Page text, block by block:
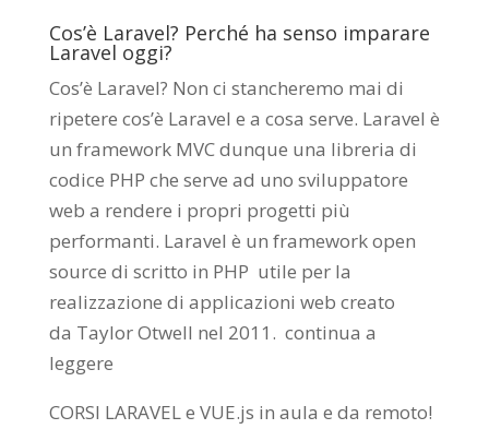
Cos’è Laravel? Perché ha senso imparare
Laravel oggi?
Cos’è Laravel? Non ci stancheremo mai di
ripetere cos’è Laravel e a cosa serve. Laravel è
un framework MVC dunque una libreria di
codice PHP che serve ad uno sviluppatore
web a rendere i propri progetti più
performanti. Laravel è un framework open
source di scritto in PHP utile per la
realizzazione di applicazioni web creato
da Taylor Otwell nel 2011. continua a
leggere
CORSI LARAVEL e VUE.js in aula e da remoto!